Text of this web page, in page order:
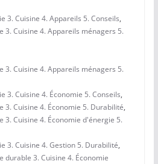
3. Cuisine 4. Appareils 5. Conseils,
3. Cuisine 4. Appareils ménagers 5.
3. Cuisine 4. Appareils ménagers 5.
3. Cuisine 4. Économie 5. Conseils,
3. Cuisine 4. Économie 5. Durabilité,
3. Cuisine 4. Économie d'énergie 5.
3. Cuisine 4. Gestion 5. Durabilité,
durable 3. Cuisine 4. Économie